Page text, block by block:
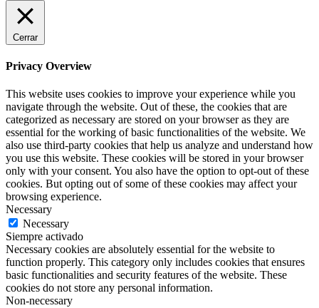
Cerrar
Privacy Overview
This website uses cookies to improve your experience while you
navigate through the website. Out of these, the cookies that are
categorized as necessary are stored on your browser as they are
essential for the working of basic functionalities of the website. We
also use third-party cookies that help us analyze and understand how
you use this website. These cookies will be stored in your browser
only with your consent. You also have the option to opt-out of these
cookies. But opting out of some of these cookies may affect your
browsing experience.
Necessary
Necessary
Siempre activado
Necessary cookies are absolutely essential for the website to
function properly. This category only includes cookies that ensures
basic functionalities and security features of the website. These
cookies do not store any personal information.
Non-necessary